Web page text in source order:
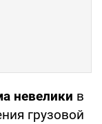
невелики в
грузовой